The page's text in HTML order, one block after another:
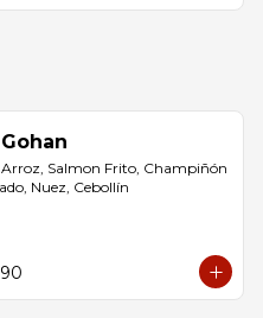
Gohan
Arroz, Salmon Frito, Champiñón
Nuez, Cebollín